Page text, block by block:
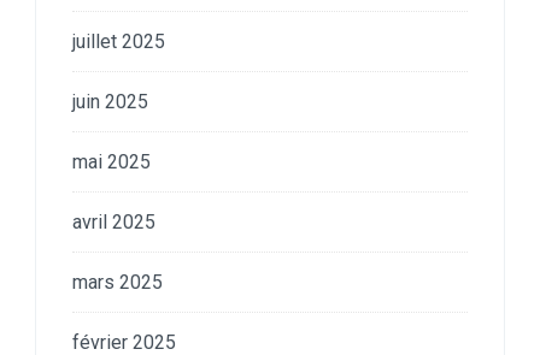
juillet 2025
juin 2025
mai 2025
avril 2025
mars 2025
février 2025